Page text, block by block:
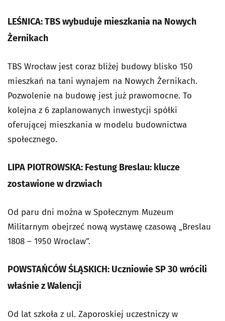
LEŚNICA: TBS wybuduje mieszkania na Nowych
Żernikach
TBS Wrocław jest coraz bliżej budowy blisko 150
mieszkań na tani wynajem na Nowych Żernikach.
Pozwolenie na budowę jest już prawomocne. To
kolejna z 6 zaplanowanych inwestycji spółki
oferującej mieszkania w modelu budownictwa
społecznego.
LIPA PIOTROWSKA: Festung Breslau: klucze
zostawione w drzwiach
Od paru dni można w Społecznym Muzeum
Militarnym obejrzeć nową wystawę czasową „Breslau
1808 – 1950 Wroclaw”.
POWSTAŃCÓW ŚLĄSKICH: Uczniowie SP 30 wrócili
właśnie z Walencji
Od lat szkoła z ul. Zaporoskiej uczestniczy w